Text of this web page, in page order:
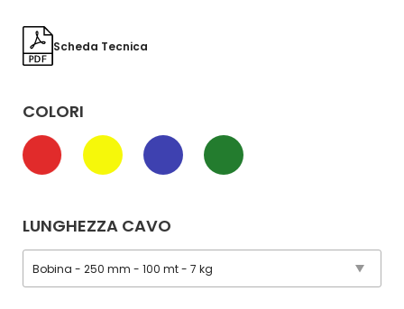
Scheda Tecnica
COLORI
LUNGHEZZA CAVO